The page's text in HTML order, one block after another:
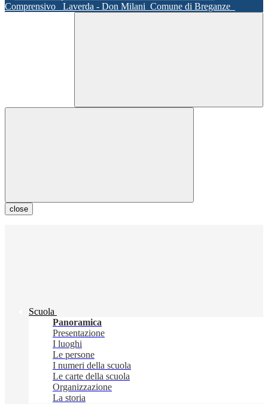
Comprensivo
Laverda - Don Milani Comune di Breganze
close
Scuola
Panoramica
Presentazione
I luoghi
Le persone
I numeri della scuola
Le carte della scuola
Organizzazione
La storia